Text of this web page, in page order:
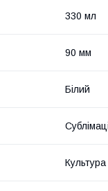
330 мл
90 мм
Білий
Культура